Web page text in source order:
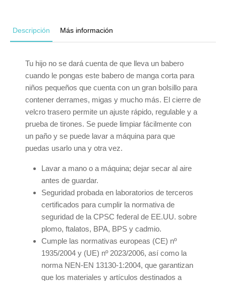
Descripción Más información
Tu hijo no se dará cuenta de que lleva un babero
cuando le pongas este babero de manga corta para
niños pequeños que cuenta con un gran bolsillo para
contener derrames, migas y mucho más. El cierre de
velcro trasero permite un ajuste rápido, regulable y a
prueba de tirones. Se puede limpiar fácilmente con
un paño y se puede lavar a máquina para que
puedas usarlo una y otra vez.
Lavar a mano o a máquina; dejar secar al aire
antes de guardar.
Seguridad probada en laboratorios de terceros
certificados para cumplir la normativa de
seguridad de la CPSC federal de EE.UU. sobre
plomo, ftalatos, BPA, BPS y cadmio.
Cumple las normativas europeas (CE) nº
1935/2004 y (UE) nº 2023/2006, así como la
norma NEN-EN 13130-1:2004, que garantizan
que los materiales y artículos destinados a